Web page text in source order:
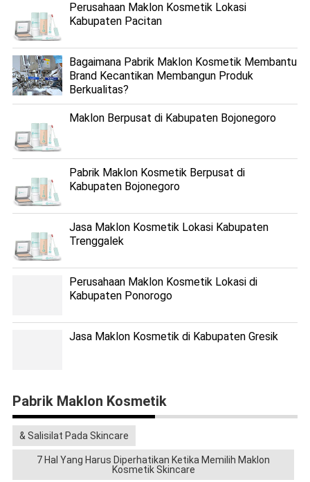
Perusahaan Maklon Kosmetik Lokasi
Kabupaten Pacitan
Bagaimana Pabrik Maklon Kosmetik Membantu
Brand Kecantikan Membangun Produk
Berkualitas?
Maklon Berpusat di Kabupaten Bojonegoro
Pabrik Maklon Kosmetik Berpusat di
Kabupaten Bojonegoro
Jasa Maklon Kosmetik Lokasi Kabupaten
Trenggalek
Perusahaan Maklon Kosmetik Lokasi di
Kabupaten Ponorogo
Jasa Maklon Kosmetik di Kabupaten Gresik
Pabrik Maklon Kosmetik
& Salisilat Pada Skincare
7 Hal Yang Harus Diperhatikan Ketika Memilih Maklon
Kosmetik Skincare